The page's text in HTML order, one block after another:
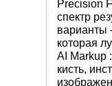
Precision
спектр
варианты
которая
AI Markup
кисть,